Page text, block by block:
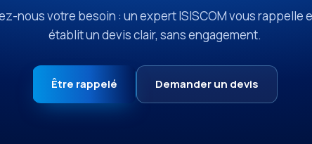
nous votre besoin : un expert ISISCOM vous rappelle
établit un devis clair, sans engagement.
Être rappelé Demander un devis